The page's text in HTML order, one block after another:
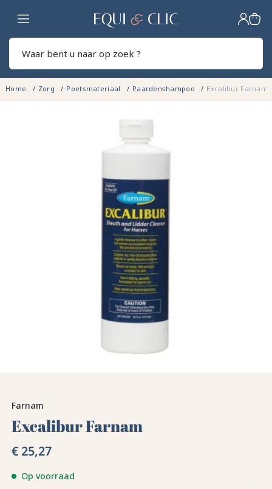
Home
Home Zorg Poetsmateriaal Paardenshampoo Excalibur Farnam
Farnam
Excalibur Farnam
€ 25,27
Op voorraad